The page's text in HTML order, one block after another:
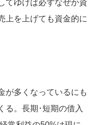
てゆけば必ずなぜか資
上を上げても資金的に
が多くなっているにも
る。長期･短期の借入